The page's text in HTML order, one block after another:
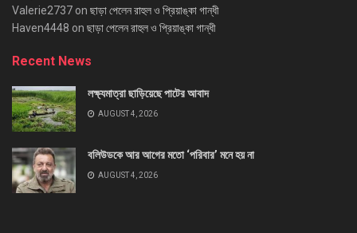
Valerie2737 on ছাড়া পেলেন রাহুল ও প্রিয়াঙ্কা গান্ধী
Haven4448 on ছাড়া পেলেন রাহুল ও প্রিয়াঙ্কা গান্ধী
Recent News
লক্ষ্যমাত্রা ছাড়িয়েছে পাটের আবাদ
AUGUST 4, 2026
বলিউডকে আর আগের মতো ‘পরিবার’ মনে হয় না
AUGUST 4, 2026